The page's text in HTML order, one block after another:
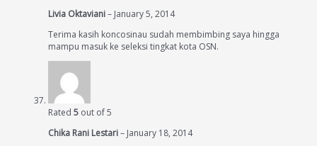
Livia Oktaviani– January 5, 2014
Terima kasih koncosinau sudah membimbing saya hingga
mampu masuk ke seleksi tingkat kota OSN.
Rated 5 out of 5
Chika Rani Lestari– January 18, 2014